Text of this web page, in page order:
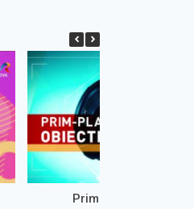
Prim-Plan Obiectiv